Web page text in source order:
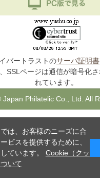
バートラストのサーバ証明書
SSLページは通信が暗号化
れています。
Philatelic Co., Ltd. All
は、お客様のニーズに合
ビスを提供するために、
ています。 Cookie（クッ
いて